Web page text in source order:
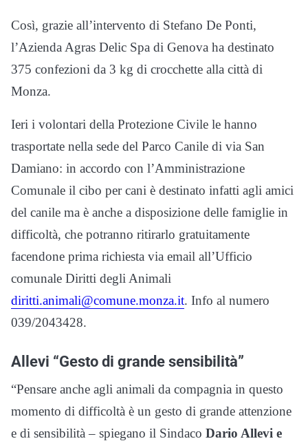
Così, grazie all’intervento di Stefano De Ponti,
l’Azienda Agras Delic Spa di Genova ha destinato
375 confezioni da 3 kg di crocchette alla città di
Monza.
Ieri i volontari della Protezione Civile le hanno
trasportate nella sede del Parco Canile di via San
Damiano: in accordo con l’Amministrazione
Comunale il cibo per cani è destinato infatti agli amici
del canile ma è anche a disposizione delle famiglie in
difficoltà, che potranno ritirarlo gratuitamente
facendone prima richiesta via email all’Ufficio
comunale Diritti degli Animali
diritti.animali@comune.monza.it. Info al numero
039/2043428.
Allevi “Gesto di grande sensibilità”
“Pensare anche agli animali da compagnia in questo
momento di difficoltà è un gesto di grande attenzione
e di sensibilità – spiegano il Sindaco Dario Allevi e